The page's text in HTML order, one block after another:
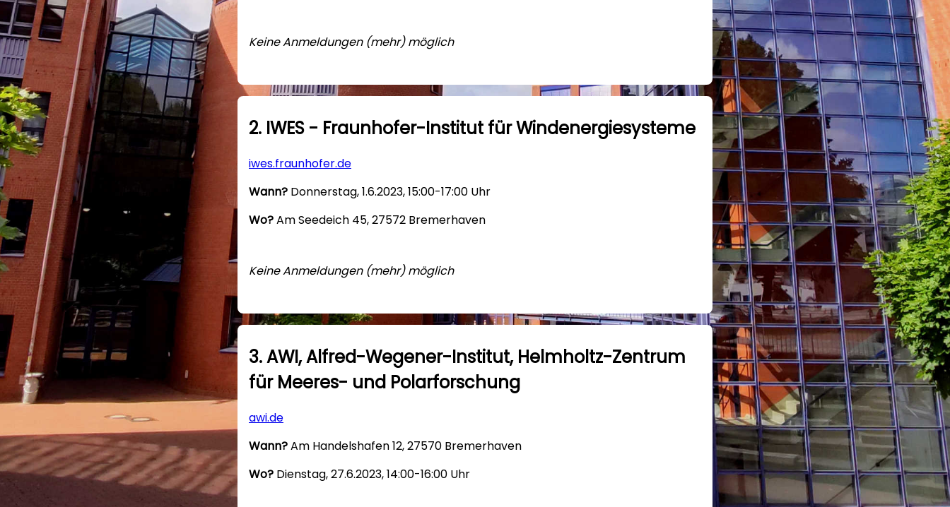
Keine Anmeldungen (mehr) möglich
2. IWES - Fraunhofer-Institut für Windenergiesysteme
iwes.fraunhofer.de
Wann? Donnerstag, 1.6.2023, 15:00-17:00 Uhr
Wo?Am Seedeich 45, 27572 Bremerhaven
Keine Anmeldungen (mehr) möglich
3. AWI, Alfred-Wegener-Institut, Helmholtz-Zentrum
für Meeres- und Polarforschung
awi.de
Wann?Am Handelshafen 12, 27570 Bremerhaven
Wo? Dienstag, 27.6.2023, 14:00-16:00 Uhr